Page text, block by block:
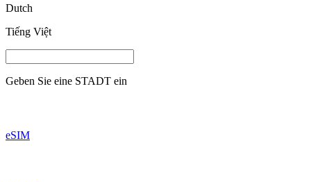
Dutch
Tiếng Việt
Geben Sie eine STADT ein
eSIM